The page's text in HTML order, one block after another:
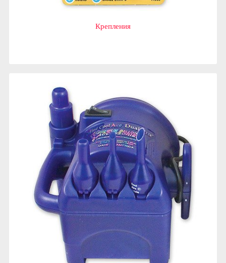
Крепления